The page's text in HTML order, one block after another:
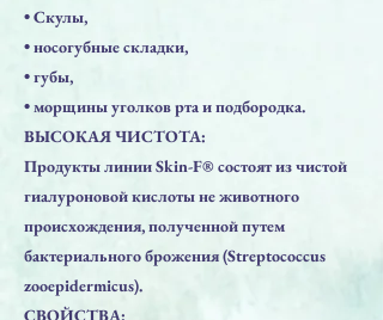
• Скулы,
• носогубные складки,
• губы,
• морщины уголков рта и подбородка.
ВЫСОКАЯ ЧИСТОТА:
Продукты линии Skin-F® состоят из чистой
гиалуроновой кислоты не животного
происхождения, полученной путем
бактериального брожения (Streptococcus
zooepidermicus).
СВОЙСТВА: